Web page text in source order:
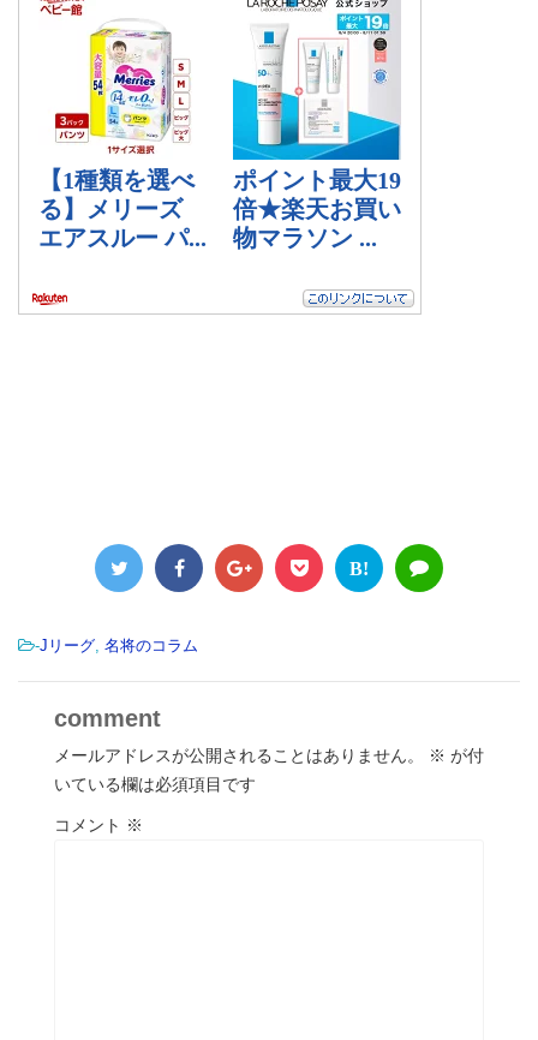
B!
-Jリーグ 名将のコラム
comment
メールアドレスが公開されることはありません。 ※ が付
いている欄は必須項目です
コメント ※